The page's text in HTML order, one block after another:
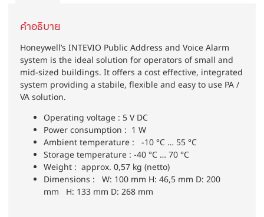
คำอธิบาย
Honeywell’s INTEVIO Public Address and Voice Alarm
system is the ideal solution for operators of small and
mid-sized buildings. It offers a cost effective, integrated
system providing a stabile, flexible and easy to use PA /
VA solution.
Operating voltage : 5 V DC
Power consumption : 1 W
Ambient temperature : -10 °C … 55 °C
Storage temperature : -40 °C … 70 °C
Weight : approx. 0,57 kg (netto)
Dimensions : W: 100 mm H: 46,5 mm D: 200
mm H: 133 mm D: 268 mm